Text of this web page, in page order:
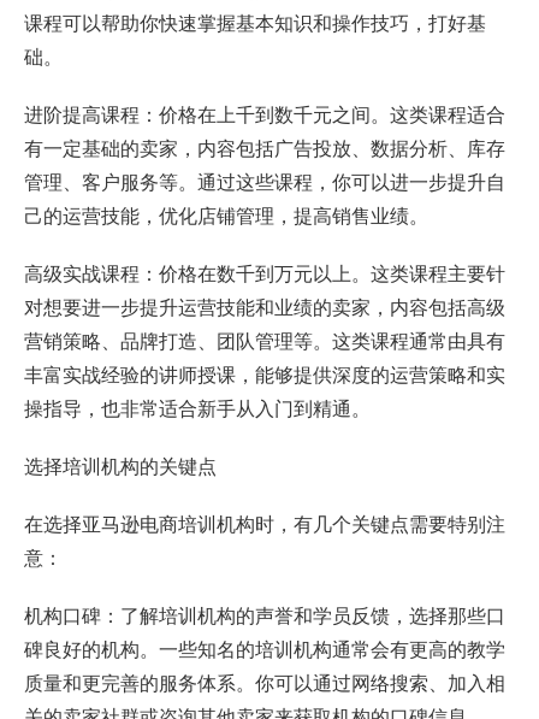
课程可以帮助你快速掌握基本知识和操作技巧，打好基
础。
进阶提高课程：价格在上千到数千元之间。这类课程适合
有一定基础的卖家，内容包括广告投放、数据分析、库存
管理、客户服务等。通过这些课程，你可以进一步提升自
己的运营技能，优化店铺管理，提高销售业绩。
高级实战课程：价格在数千到万元以上。这类课程主要针
对想要进一步提升运营技能和业绩的卖家，内容包括高级
营销策略、品牌打造、团队管理等。这类课程通常由具有
丰富实战经验的讲师授课，能够提供深度的运营策略和实
操指导，也非常适合新手从入门到精通。
选择培训机构的关键点
在选择亚马逊电商培训机构时，有几个关键点需要特别注
意：
机构口碑：了解培训机构的声誉和学员反馈，选择那些口
碑良好的机构。一些知名的培训机构通常会有更高的教学
质量和更完善的服务体系。你可以通过网络搜索、加入相